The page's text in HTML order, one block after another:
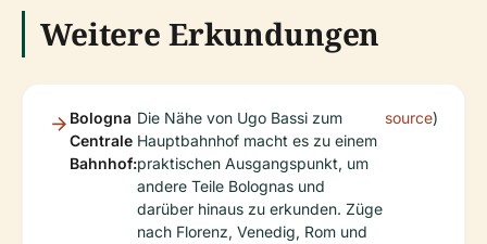
Weitere Erkundungen
Bologna
Centrale
Bahnhof:
Die Nähe von Ugo Bassi zum
Hauptbahnhof macht es zu einem
praktischen Ausgangspunkt, um
andere Teile Bolognas und
darüber hinaus zu erkunden. Züge
nach Florenz, Venedig, Rom und
source)